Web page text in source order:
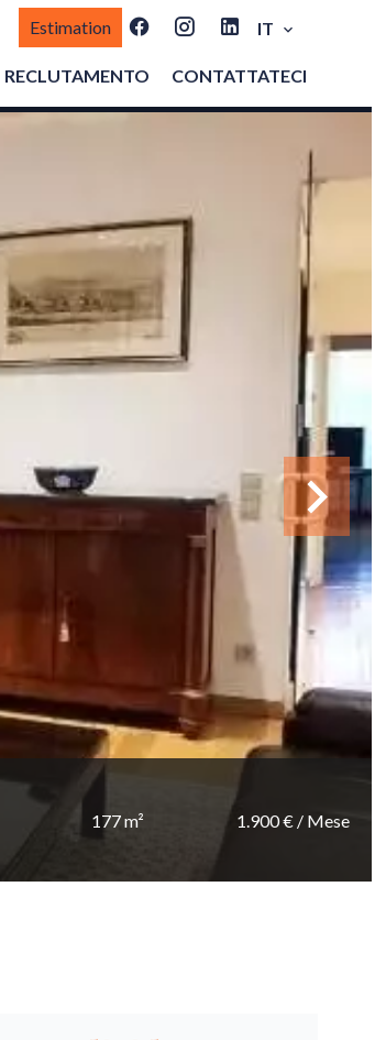
Estimation IT
RECLUTAMENTO CONTATTATECI
177 m² 1.900 € / Mese